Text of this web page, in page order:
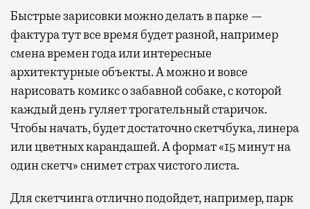
Быстрые зарисовки можно делать в парке —
фактура тут все время будет разной, например
смена времен года или интересные
архитектурные объекты. А можно и вовсе
нарисовать комикс о забавной собаке, с которой
каждый день гуляет трогательный старичок.
Чтобы начать, будет достаточно скетчбука, линера
или цветных карандашей. А формат «15 минут на
один скетч» снимет страх чистого листа.
Для скетчинга отлично подойдет, например, парк